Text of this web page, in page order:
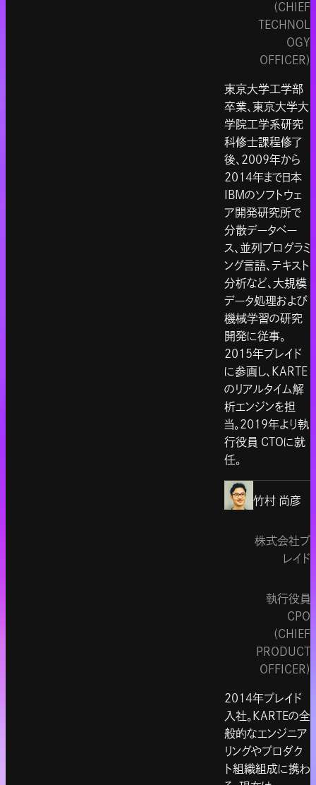
(CHIEF
TECHNOL
OGY
OFFICER)
東京大学工学部
卒業、東京大学大
学院工学系研究
科修士課程修了
後、2009年から
2014年まで日本
IBMのソフトウェ
ア開発研究所で
分散データベー
ス、並列プログラミ
ング言語、テキスト
分析など、大規模
データ処理および
機械学習の研究
開発に従事。
2015年プレイド
に参画し、KARTE
のリアルタイム解
析エンジンを担
当。2019年より執
行役員 CTOに就
任。
竹村 尚彦
株式会社プ
レイド
執行役員
CPO
(CHIEF
PRODUCT
OFFICER)
2014年プレイド
入社。KARTEの全
般的なエンジニア
リングやプロダク
ト組織組成に携わ